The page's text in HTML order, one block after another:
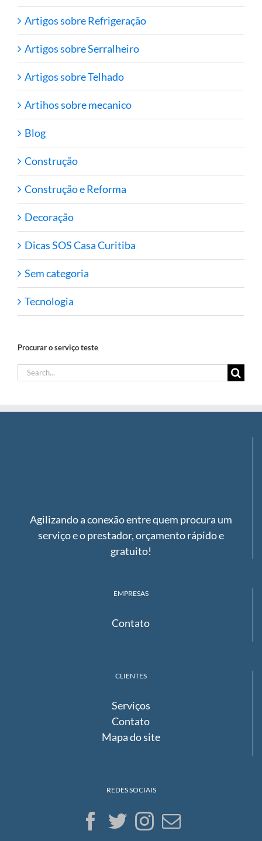
Artigos sobre Refrigeração
Artigos sobre Serralheiro
Artigos sobre Telhado
Artihos sobre mecanico
Blog
Construção
Construção e Reforma
Decoração
Dicas SOS Casa Curitiba
Sem categoria
Tecnologia
Procurar o serviço teste
Search
Agilizando a conexão entre quem procura um
serviço e o prestador, orçamento rápido e
gratuito!
EMPRESAS
Contato
CLIENTES
Serviços
Contato
Mapa do site
REDES SOCIAIS